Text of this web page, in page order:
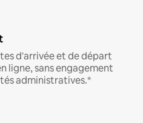
d'arrivée et de départ
ligne, sans engagement
administratives.*